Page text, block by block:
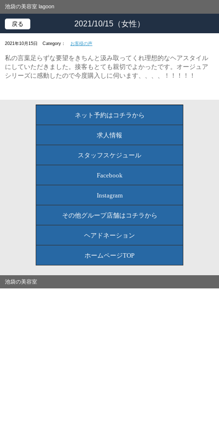
池袋の美容室 lagoon
2021/10/15（女性）
戻る
2021年10月15日 Category： お客様の声
私の言葉足らずな要望をきちんと汲み取ってくれ理想的なヘアスタイル
にしていただきました。接客もとても親切でよかったです。オージュア
シリーズに感動したので今度購入しに伺います、、、、！！！！！
ネット予約はコチラから
求人情報
スタッフスケジュール
Facebook
Instagram
その他グループ店舗はコチラから
ヘアドネーション
ホームページTOP
池袋の美容室